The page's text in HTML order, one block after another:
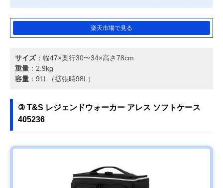
楽天市場で見る
サイズ：幅47×奥行30〜34×高さ78cm
重量 ：2.9kg
容量 ：91L（拡張時98L）
③ T&S レジェンドウォーカー アレス ソフトケース
405236